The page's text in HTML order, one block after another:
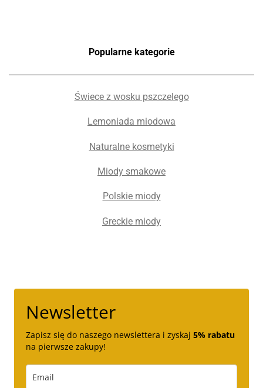
Popularne kategorie
Świece z wosku pszczelego
Lemoniada miodowa
Naturalne kosmetyki
Miody smakowe
Polskie miody
Greckie miody
Newsletter
Zapisz się do naszego newslettera i zyskaj 5% rabatu
na pierwsze zakupy!